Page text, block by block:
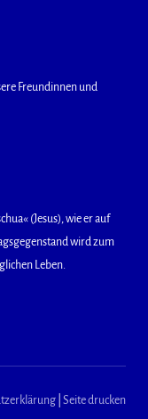
Freundinnen und
(Jesus), wie er auf
wird zum
Leben.
Seite drucken